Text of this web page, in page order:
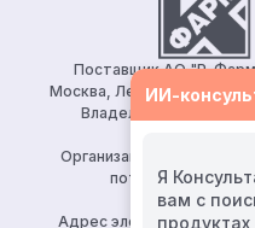
Поставщик АО "Р-
Москва, Ленинский
Владелец сайта: АО
Организация,
потребителей:
Тел:+7
Адрес электронной
ИИ-
Я
вам с